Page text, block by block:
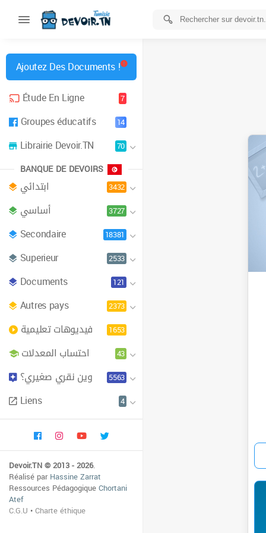
Ajoutez Des Documents !
Étude En Ligne
7
Groupes éducatifs 14
Librairie Devoir.TN 70
BANQUE DE DEVOIRS
ابتدائي 3432
أساسي 3727
Secondaire 18381
Superieur 2533
Documents 121
Autres pays 2373
فيديوهات تعليمية 1653
احتساب المعدلات 43
وين نقري صغيري؟ 5563
Liens 4
Devoir.TN © 2013 - 2026.
Réalisé parHassine Zarrat
Ressources PédagogiqueChortani
Atef
C.G.U •Charte éthique